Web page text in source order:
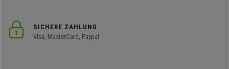
SICHERE ZAHLUNG
Visa, MasterCard, Paypal